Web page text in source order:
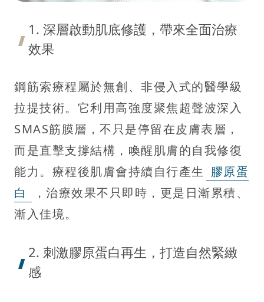
1. 深層啟動肌底修護，帶來全面治療
效果
鋼筋索療程屬於無創、非侵入式的醫學級
拉提技術。它利用高強度聚焦超聲波深入
SMAS筋膜層，不只是停留在皮膚表層，
而是直擊支撐結構，喚醒肌膚的自我修復
能力。療程後肌膚會持續自行產生 膠原蛋
白
，治療效果不只即時，更是日漸累積、
漸入佳境。
2. 刺激膠原蛋白再生，打造自然緊緻
感